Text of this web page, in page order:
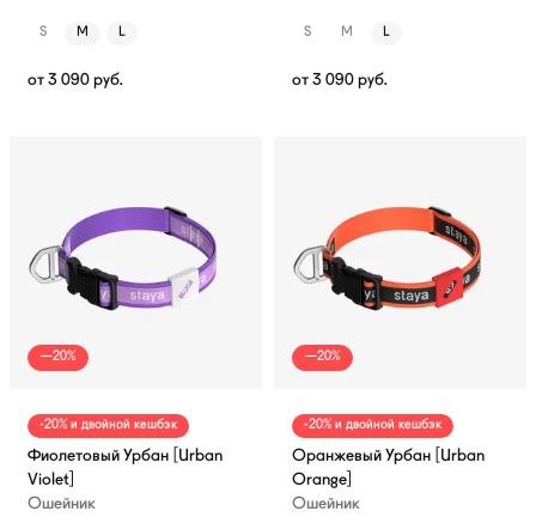
S M L
от 3 090 руб.
S M L
от 3 090 руб.
—20%
-20% и двойной кешбэк
Фиолетовый Урбан [Urban
Violet]
Ошейник
—20%
-20% и двойной кешбэк
Оранжевый Урбан [Urban
Orange]
Ошейник